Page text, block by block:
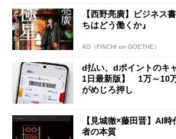
【西野亮廣】ビジネ
ちはどう働くか』
AD（FINCHI on GOETHE）
d払い、dポイントのキ
1日最新版】 1万～10
がめじろ押し
【見城徹×藤田晋】AI
者の本質